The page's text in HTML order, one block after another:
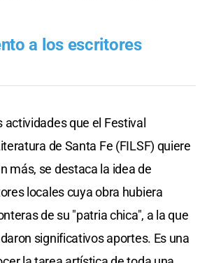
a los escritores
actividades que el Festival
de Santa Fe (FILSF) quiere
más, se destaca la idea de
locales cuya obra hubiera
de su "patria chica", a la que
significativos aportes. Es una